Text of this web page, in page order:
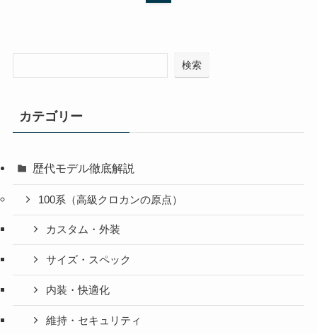
検索
カテゴリー
歴代モデル徹底解説
100系（高級クロカンの原点）
カスタム・外装
サイズ・スペック
内装・快適化
維持・セキュリティ